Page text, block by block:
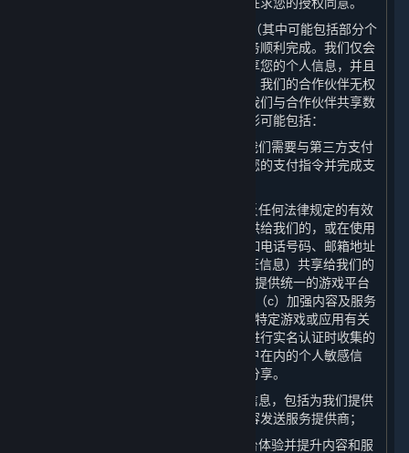
3. 我们可能会向合作伙伴共享您的数据（其中可能包括部分个
人信息），以保障为您提供的内容和服务顺利完成。我们仅会
出于合法、正当、必要、特定的目的共享您的个人信息，并且
只会共享提供内容和服务所必要的数据。我们的合作伙伴无权
将共享的个人信息用于任何其他用途。我们与合作伙伴共享数
据（其中可能包括部分个人信息）的情形可能包括：
（1） 为了实现平台的基本交易功能，我们需要与第三方支付
，以确认您的支付指令并完成支
（2） 您在购买内容和服务后，在不违反任何法律规定的有效
审批要求的前提下，我们可能会将您提供给我们的，或在使用
我们的内容及服务时产生的部分数据，如电话号码、邮箱地址
及IP地址、用户名及头像（不含实名认证信息）共享给我们的
许可方或其他合作伙伴，以便为您（a）提供统一的游戏平台
体验；（b）提供维护和游戏相关服务；（c）加强内容及服务
的安全性；以及（d）向您发送与订阅及特定游戏或应用有关
的商业信息。对于我们在您根据本政策进行实名认证时收集的
个人信息，以及包括特殊身份及金融账户在内的个人敏感信
息，我们在任何情况下均不会向第三方分享。
（3） 向电信服务提供商提供您的个人信息，包括为我们提供
个人信息存储服务的云存储提供方和内容发送服务提供商；
（4） 为了向您提供全球统一的游戏平台体验并提升内容和服